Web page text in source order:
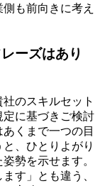
も前向きに考え
ーズはあり
のスキルセット
定に基づきご検討
くまで一つの目
、ひとりよがり
勢を示せます。
す」とも違う、